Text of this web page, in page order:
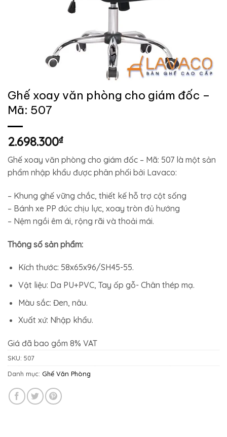
Ghế xoay văn phòng cho giám đốc –
Mã: 507
2.698.300₫
Ghế xoay văn phòng cho giám đốc – Mã: 507 là một sản
phẩm nhập khẩu được phân phối bởi Lavaco:
– Khung ghế vững chắc, thiết kế hỗ trợ cột sống
– Bánh xe PP đúc chịu lực, xoay tròn đủ hướng
– Nệm ngồi êm ái, rộng rãi và thoải mái.
Thông số sản phẩm:
Kích thước: 58x65x96/SH45-55.
Vật liệu: Da PU+PVC, Tay ốp gỗ- Chân thép mạ.
Màu sắc: Đen, nâu.
Xuất xứ: Nhập khẩu.
Giá đã bao gồm 8% VAT
SKU: 507
Danh mục: Ghế Văn Phòng